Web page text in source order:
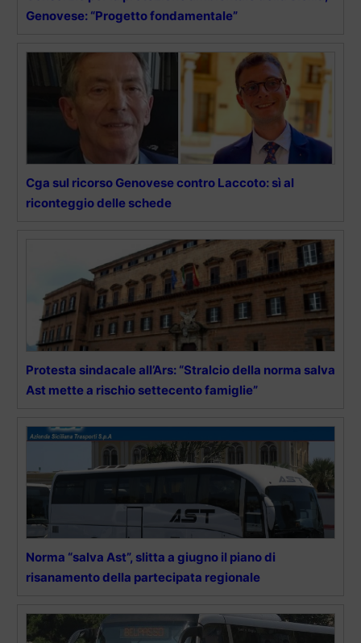
Genovese: “Progetto fondamentale”
Cga sul ricorso Genovese contro Laccoto: sì al
riconteggio delle schede
Protesta sindacale all’Ars: “Stralcio della norma salva
Ast mette a rischio settecento famiglie”
Norma “salva Ast”, slitta a giugno il piano di
risanamento della partecipata regionale